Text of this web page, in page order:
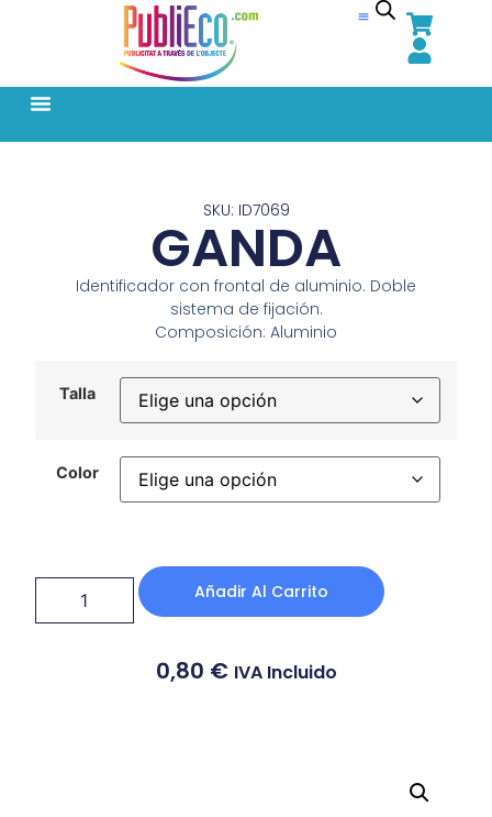
SKU: ID7069
GANDA
Identificador con frontal de aluminio. Doble
sistema de fijación.
Composición: Aluminio
Talla
Color
Añadir Al Carrito
0,80 € IVA Incluido